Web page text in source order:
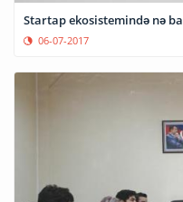
Startap ekosistemində nə
06-07-2017